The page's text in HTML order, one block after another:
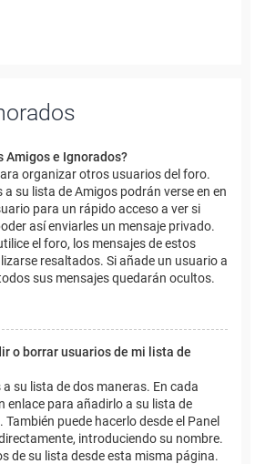
Amigos e Ignorados?
organizar otros usuarios del foro.
su lista de Amigos podrán verse en en
para un rápido acceso a ver si
así enviarles un mensaje privado.
el foro, los mensajes de estos
resaltados. Si añade un usuario a
sus mensajes quedarán ocultos.
o borrar usuarios de mi lista de
su lista de dos maneras. En cada
enlace para añadirlo a su lista de
puede hacerlo desde el Panel
introduciendo su nombre.
de su lista desde esta misma página.